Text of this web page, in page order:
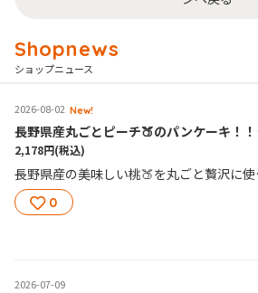
ショップニュース
2026-08-02 New!
長
2,178円(税込)
長野県産の美味
0
2026-07-09